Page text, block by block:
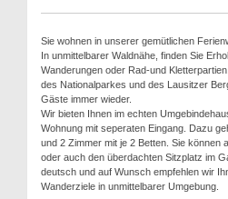
Sie wohnen in unserer gemütlichen
In unmittelbarer Waldnähe, finden Sie
Wanderungen oder Rad-und
des Nationalparkes und des Lausitzer
Gäste immer wieder.
Wir bieten Ihnen im echten
Wohnung mit seperaten Eingang. Dazu
und 2 Zimmer mit je 2 Betten. Sie können
oder auch den überdachten Sitzplatz im
deutsch und auf Wunsch empfehlen wir
Wanderziele in unmittelbarer Umgebung.